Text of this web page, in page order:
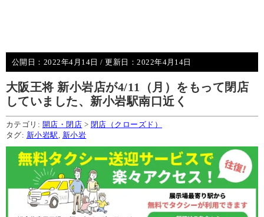
公開日： 2022年4月14日 / 更新日：2022年4月14日
大阪王将 新小岩店が4/11（月）をもって閉店
していました、新小岩駅南口近く
カテゴリ: 開店・閉店 > 閉店（クローズド）
タグ: 新小岩駅 新小岩